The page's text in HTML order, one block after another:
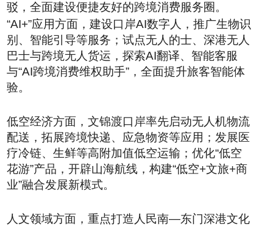
驳，全面建设便捷友好的跨境消费服务圈。
“AI+”应用方面，建设口岸AI数字人，推广生物识
别、智能引导等服务；试点无人的士、深港无人
巴士与跨境无人货运，探索AI翻译、智能客服
与“AI跨境消费维权助手”，全面提升旅客智能体
验。
低空经济方面，文锦渡口岸率先启动无人机物流
配送，拓展跨境快递、应急物资等应用；发展医
疗冷链、生鲜等高附加值低空运输；优化“低空
花游”产品，开辟山海航线，构建“低空+文旅+商
业”融合发展新模式。
人文领域方面，重点打造人民南—东门深港文化